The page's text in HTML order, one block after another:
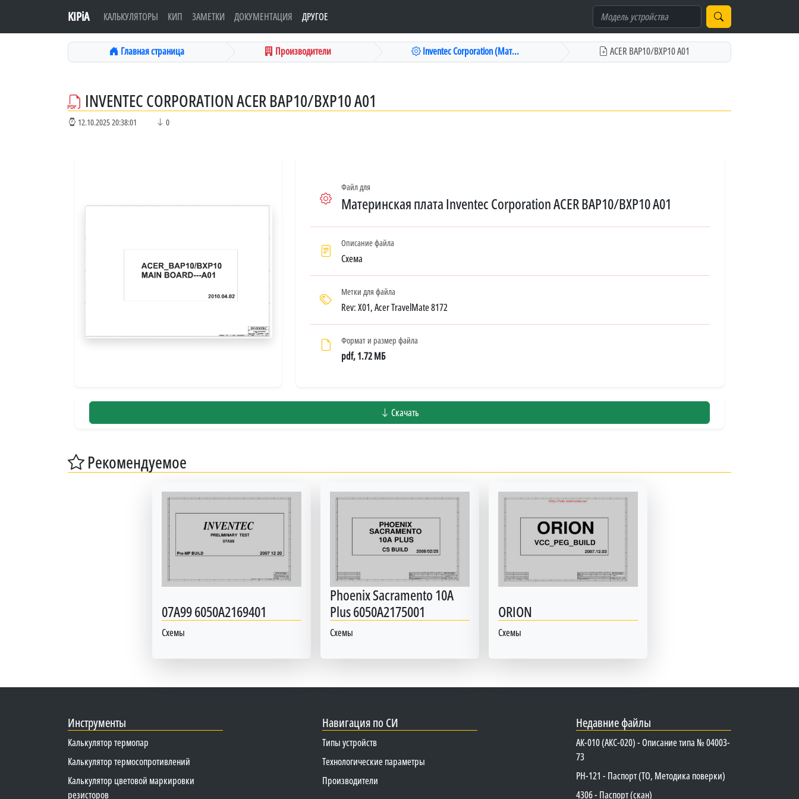
KIPiA КАЛЬКУЛЯТОРЫ КИП ЗАМЕТКИ ДОКУМЕНТАЦИЯ ДРУГОЕ
Главная страница Производители Inventec Corporation (Мат... ACER BAP10/BXP10 A01
INVENTEC CORPORATION ACER BAP10/BXP10 A01
12.10.2025 20:38:01 0
Файл для
Материнская плата Inventec Corporation ACER BAP10/BXP10 A01
Описание файла
Схема
Метки для файла
Rev: X01, Acer TravelMate 8172
Формат и размер файла
pdf, 1.72 МБ
Скачать
Рекомендуемое
07A99 6050A2169401
Схемы
Phoenix Sacramento 10A
Plus 6050A2175001
Схемы
ORION
Схемы
Инструменты
Калькулятор термопар
Калькулятор термосопротивлений
Калькулятор цветовой маркировки
резисторов
Навигация по СИ
Типы устройств
Технологические параметры
Производители
Недавние файлы
АК-010 (АКС-020) - Описание типа № 04003-
73
PH-121 - Паспорт (ТО, Методика поверки)
4306 - Паспорт (скан)